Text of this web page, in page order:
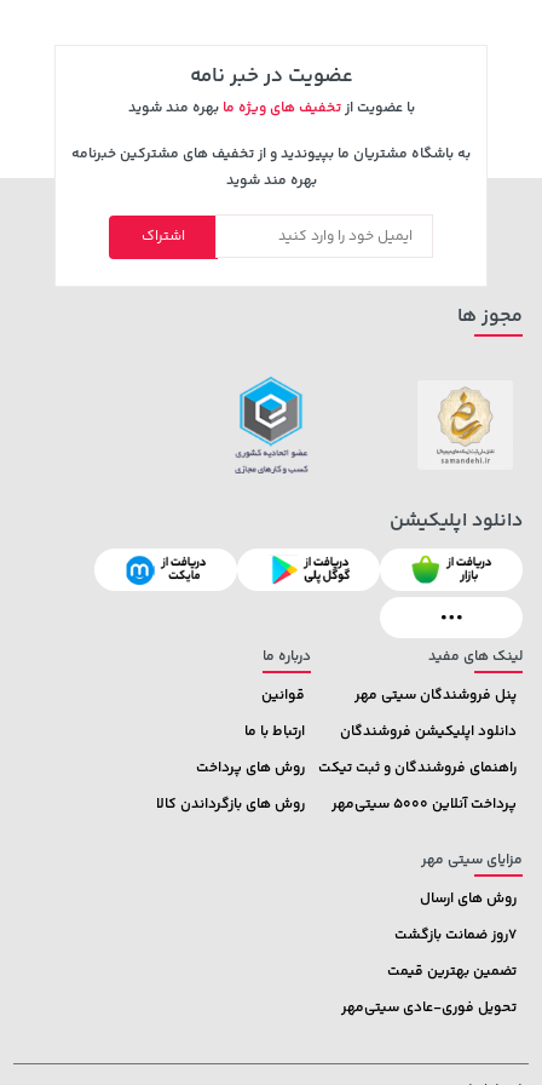
خرید
2,679,000 تومان
141,000 تومان
165,900
خرید 315,900 تومان
عضویت در خبر نامه
با عضویت ازتخفیف های ویژه ما بهره مند شوید
به باشگاه مشتریان ما بپیوندید و از تخفیف های مشترکین خبرنامه
بهره مند شوید
اشتراک
لینک های مفید
پنل فروشندگان سیتی مهر
دانلود اپلیکیشن فروشندگان
راهنمای فروشندگان و ثبت تیکت
پرداخت آنلاین 5000 سیتی‌مهر
درباره ما
قوانین
ارتباط با ما
روش های پرداخت
روش های بازگرداندن کالا
مزایای سیتی مهر
روش های ارسال
7روز ضمانت بازگشت
تضمین بهترین قیمت
تحویل فوری-عادی سیتی‌مهر
مجوز ها
دانلود اپلیکیشن